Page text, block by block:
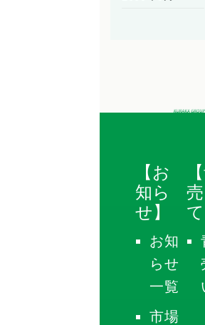
【お
知ら
せ】
お知
らせ
一覧
市場